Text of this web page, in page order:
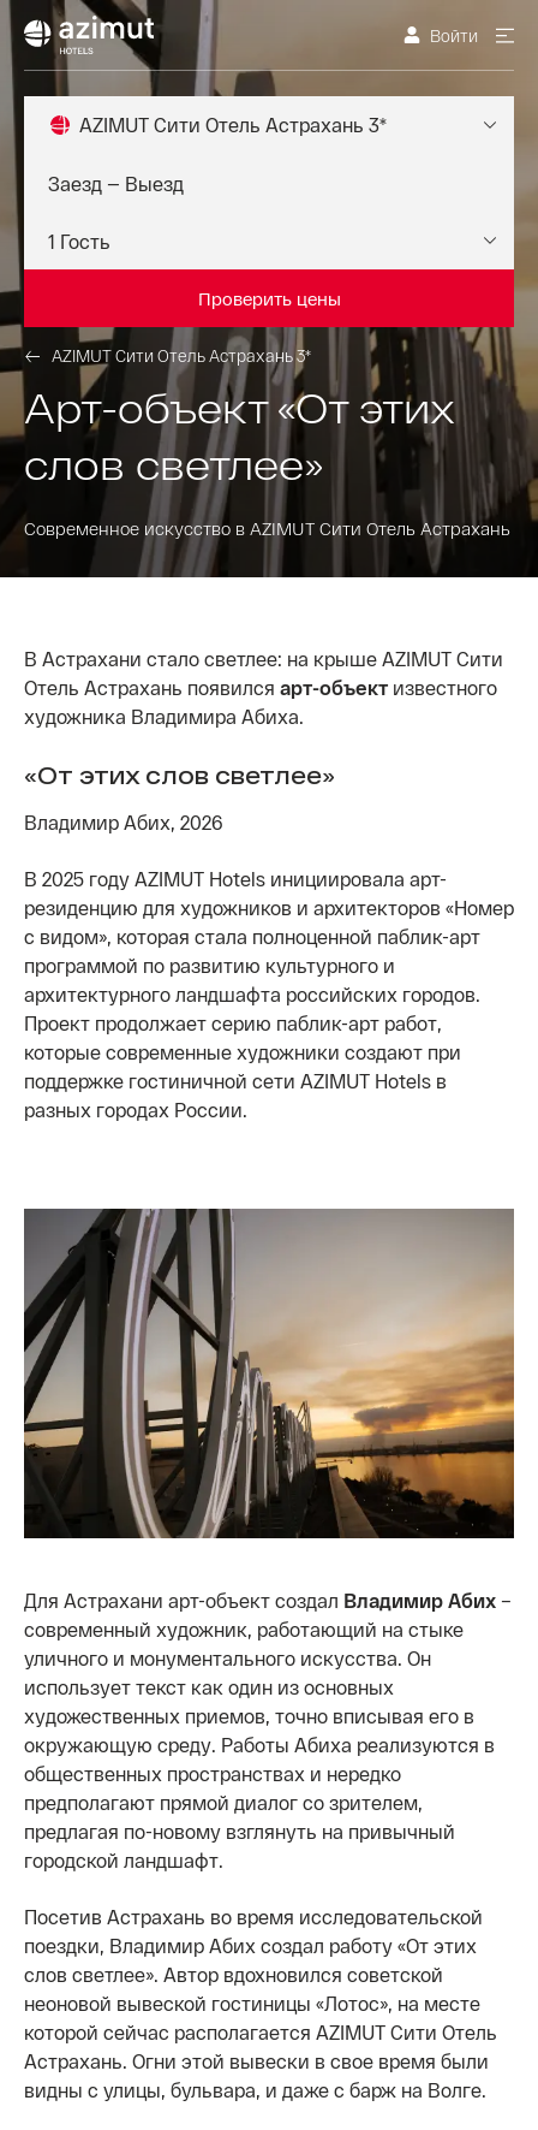
Войти
AZIMUT Сити Отель Астрахань 3*
Проверить цены
AZIMUT Сити Отель Астрахань 3*
Арт-объект «От этих
слов светлее»
Современное искусство в AZIMUT Сити Отель Астрахань
В Астрахани стало светлее: на крыше AZIMUT Сити
Отель Астрахань появился арт-объект известного
художника Владимира Абиха.
«От этих слов светлее»
Владимир Абих, 2026
В 2025 году AZIMUT Hotels инициировала арт-
резиденцию для художников и архитекторов «Номер
с видом», которая стала полноценной паблик-арт
программой по развитию культурного и
архитектурного ландшафта российских городов.
Проект продолжает серию паблик-арт работ,
которые современные художники создают при
поддержке гостиничной сети AZIMUT Hotels в
разных городах России.
Для Астрахани арт-объект создал Владимир Абих –
современный художник, работающий на стыке
уличного и монументального искусства. Он
использует текст как один из основных
художественных приемов, точно вписывая его в
окружающую среду. Работы Абиха реализуются в
общественных пространствах и нередко
предполагают прямой диалог со зрителем,
предлагая по-новому взглянуть на привычный
городской ландшафт.
Посетив Астрахань во время исследовательской
поездки, Владимир Абих создал работу «От этих
слов светлее». Автор вдохновился советской
неоновой вывеской гостиницы «Лотос», на месте
которой сейчас располагается AZIMUT Сити Отель
Астрахань. Огни этой вывески в свое время были
видны с улицы, бульвара, и даже с барж на Волге.